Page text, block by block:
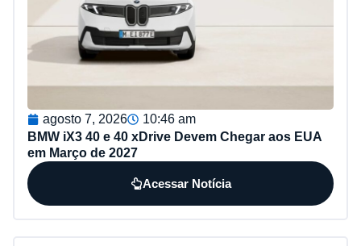
agosto 7, 2026
10:46 am
BMW iX3 40 e 40 xDrive Devem Chegar aos EUA
em Março de 2027
Acessar Notícia